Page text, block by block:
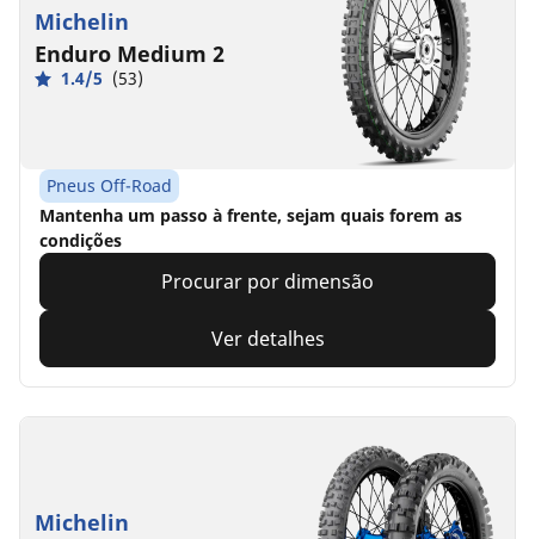
Michelin
Enduro Medium 2
1.4/5 (53)
Pneus Off-Road
Mantenha um passo à frente, sejam quais forem as
condições
Procurar por dimensão
Ver detalhes
Michelin